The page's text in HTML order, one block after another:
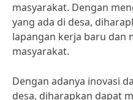
masyarakat. Dengan
yang ada di desa,
lapangan kerja baru dan
masyarakat.
Dengan adanya inovasi
desa, diharapkan dapat